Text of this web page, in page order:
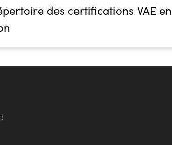
des certifications VAE en